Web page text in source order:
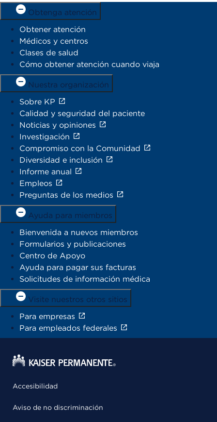
Obtenga atención
Obtener atención
Médicos y centros
Clases de salud
Cómo obtener atención cuando viaja
Nuestra organización
Sobre KP
Calidad y seguridad del paciente
Noticias y opiniones
Investigación
Compromiso con la Comunidad
Diversidad e inclusión
Informe anual
Empleos
Preguntas de los medios
Ayuda para miembros
Bienvenida a nuevos miembros
Formularios y publicaciones
Centro de Apoyo
Ayuda para pagar sus facturas
Solicitudes de información médica
Visite nuestros otros sitios
Para empresas
Para empleados federales
Accesibilidad
Aviso de no discriminación